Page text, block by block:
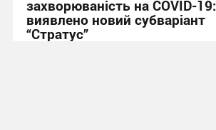
захворюваність на COVID-19:
виявлено новий субваріант
“Стратус”